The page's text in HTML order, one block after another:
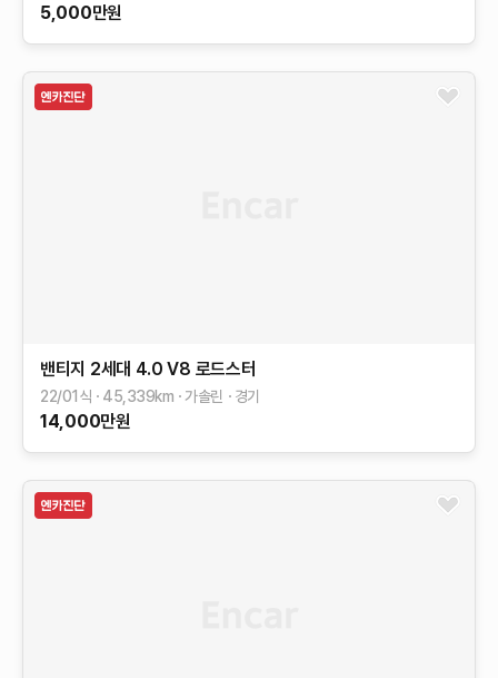
5,000만원
밴티지 2세대 4.0 V8 로드스터
22/01식 45,339km 가솔린 경기
14,000만원